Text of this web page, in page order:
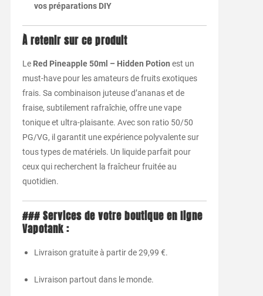
vos préparations DIY
À retenir sur ce produit
Le Red Pineapple 50ml – Hidden Potion est un
must-have pour les amateurs de fruits exotiques
frais. Sa combinaison juteuse d’ananas et de
fraise, subtilement rafraîchie, offre une vape
tonique et ultra-plaisante. Avec son ratio 50/50
PG/VG, il garantit une expérience polyvalente sur
tous types de matériels. Un liquide parfait pour
ceux qui recherchent la fraîcheur fruitée au
quotidien.
### Services de votre boutique en ligne
Vapotank :
Livraison gratuite à partir de 29,99 €.
Livraison partout dans le monde.